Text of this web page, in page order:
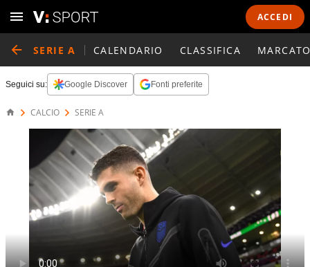
ACCEDI
SERIE A CALENDARIO CLASSIFICA
Seguici su: Google Discover Fonti preferite
CALCIO SERIE A